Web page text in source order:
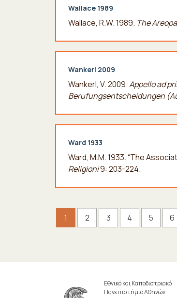
Wallace 1989
Wallace, R.W. 1989. The
Wankerl 2009
Wankerl, V. 2009.Appello ad
Berufungsentscheidungen
Ward 1933
Ward, M.M. 1933. “The
Religioni9: 203-224.
1 2 3 4 5 6
Εθνικό και Καποδιστριακό
Πανεπιστήμιο Αθηνών